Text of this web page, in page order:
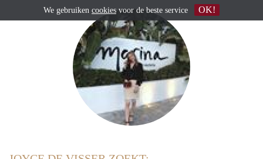
We gebruiken cookies voor de beste service OK!